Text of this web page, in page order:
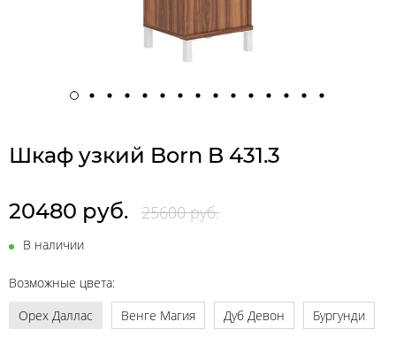
Шкаф узкий Born B 431.3
20480 руб. 25600 руб.
В наличии
Возможные цвета:
Орех Даллас
Венге Магия Дуб Девон Бургунди